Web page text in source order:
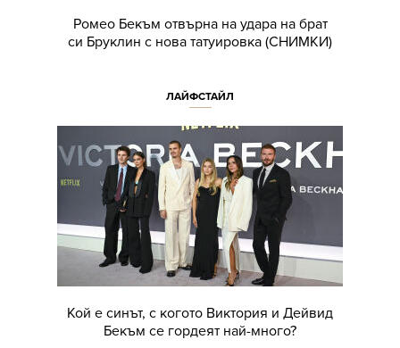
Ромео Бекъм отвърна на удара на брат
си Бруклин с нова татуировка (СНИМКИ)
ЛАЙФСТАЙЛ
Кой е синът, с когото Виктория и Дейвид
Бекъм се гордеят най-много?